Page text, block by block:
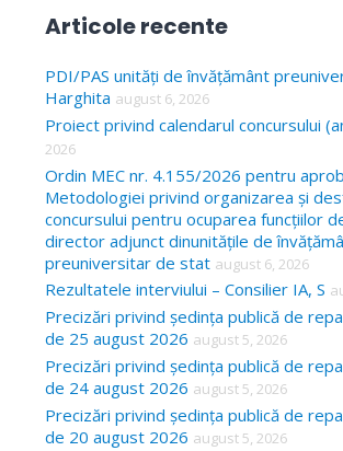
c
h
f
o
r
Articole recente
PDI/PAS unități de învățământ
Harghita august 6, 2026
Proiect privind calendarul concursului
2026
Ordin MEC nr. 4.155/2026 pentru
Metodologiei privind organizarea și
concursului pentru ocuparea funcțiilor
director adjunct dinunitățile de
preuniversitar de stat august 6, 2026
Rezultatele interviului – Consilier IA, S
Precizări privind ședința publică de
de 25 august 2026 august 5, 2026
Precizări privind ședința publică de
de 24 august 2026 august 5, 2026
Precizări privind ședința publică de
de 20 august 2026 august 5, 2026